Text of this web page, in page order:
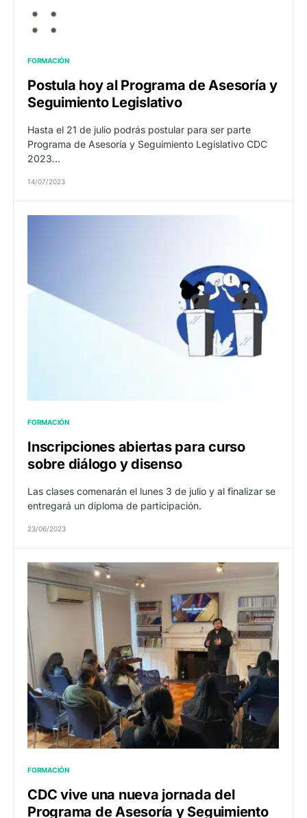
FORMACIÓN
Postula hoy al Programa de Asesoría y
Seguimiento Legislativo
Hasta el 21 de julio podrás postular para ser parte
Programa de Asesoría y Seguimiento Legislativo CDC
2023…
14/07/2023
FORMACIÓN
Inscripciones abiertas para curso
sobre diálogo y disenso
Las clases comenarán el lunes 3 de julio y al finalizar se
entregará un diploma de participación.
23/06/2023
FORMACIÓN
CDC vive una nueva jornada del
Programa de Asesoría y Seguimiento